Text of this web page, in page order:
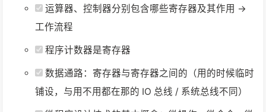
运算器、控制器分别包含哪些寄存器及其作用 ->
工作流程
程序计数器是寄存器
数据通路：寄存器与寄存器之间的（用的时候临时
铺设，与用不用都在那的 IO 总线 / 系统总线不同）